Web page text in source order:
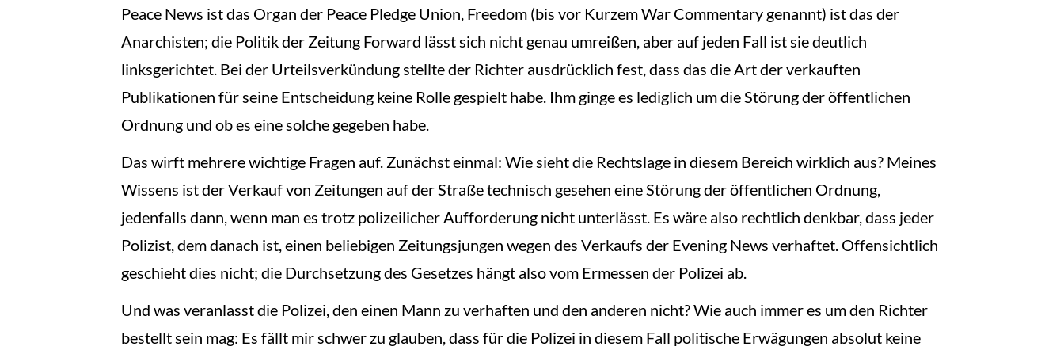
Peace News ist das Organ der Peace Pledge Union, Freedom (bis vor Kurzem War Commentary genannt) ist das der
Anarchisten; die Politik der Zeitung Forward lässt sich nicht genau umreißen, aber auf jeden Fall ist sie deutlich
linksgerichtet. Bei der Urteilsverkündung stellte der Richter ausdrücklich fest, dass das die Art der verkauften
Publikationen für seine Entscheidung keine Rolle gespielt habe. Ihm ginge es lediglich um die Störung der öffentlichen
Ordnung und ob es eine solche gegeben habe.
Das wirft mehrere wichtige Fragen auf. Zunächst einmal: Wie sieht die Rechtslage in diesem Bereich wirklich aus? Meines
Wissens ist der Verkauf von Zeitungen auf der Straße technisch gesehen eine Störung der öffentlichen Ordnung,
jedenfalls dann, wenn man es trotz polizeilicher Aufforderung nicht unterlässt. Es wäre also rechtlich denkbar, dass jeder
Polizist, dem danach ist, einen beliebigen Zeitungsjungen wegen des Verkaufs der Evening News verhaftet. Offensichtlich
geschieht dies nicht; die Durchsetzung des Gesetzes hängt also vom Ermessen der Polizei ab.
Und was veranlasst die Polizei, den einen Mann zu verhaften und den anderen nicht? Wie auch immer es um den Richter
bestellt sein mag: Es fällt mir schwer zu glauben, dass für die Polizei in diesem Fall politische Erwägungen absolut keine